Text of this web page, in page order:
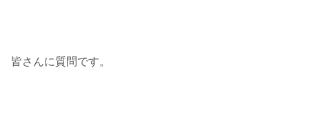
皆さんに質問です。